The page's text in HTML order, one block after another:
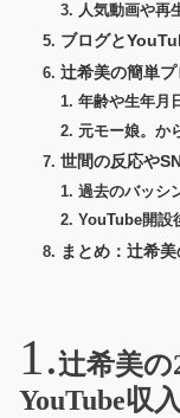
人気動画や再
ブログと
辻希美の簡単
年齢や生年月
元モー娘。か
世間の反応や
過去のバッシ
YouTube開設
まとめ：辻希
辻希美の
YouTube収